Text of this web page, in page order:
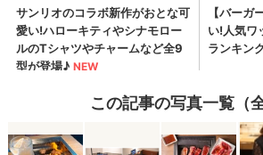
この記事の写真一覧（